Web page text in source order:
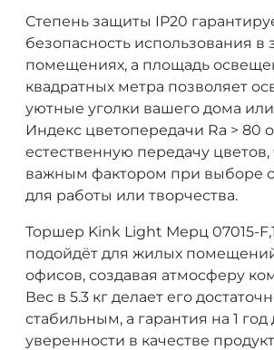
Степень защиты IP20
безопасность использования в
помещениях, а площадь
квадратных метра позволяет
уютные уголки вашего дома
Индекс цветопередачи Ra > 80
естественную передачу цветов,
важным фактором при выборе
для работы или творчества.
Торшер Kink Light Мерц 07015-
подойдёт для жилых
офисов, создавая атмосферу
Вес в 5.3 кг делает его
стабильным, а гарантия на 1 год
уверенности в качестве